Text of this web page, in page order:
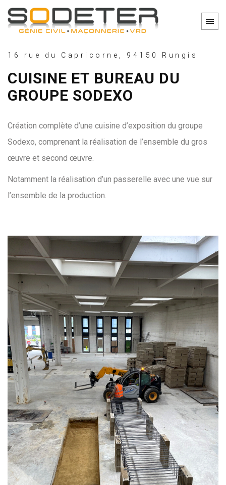
16 rue du Capricorne, 94150 Rungis
CUISINE ET BUREAU DU
GROUPE SODEXO
Création complète d’une cuisine d’exposition du groupe
Sodexo, comprenant la réalisation de l’ensemble du gros
œuvre et second œuvre.
Notamment la réalisation d’un passerelle avec une vue sur
l’ensemble de la production.